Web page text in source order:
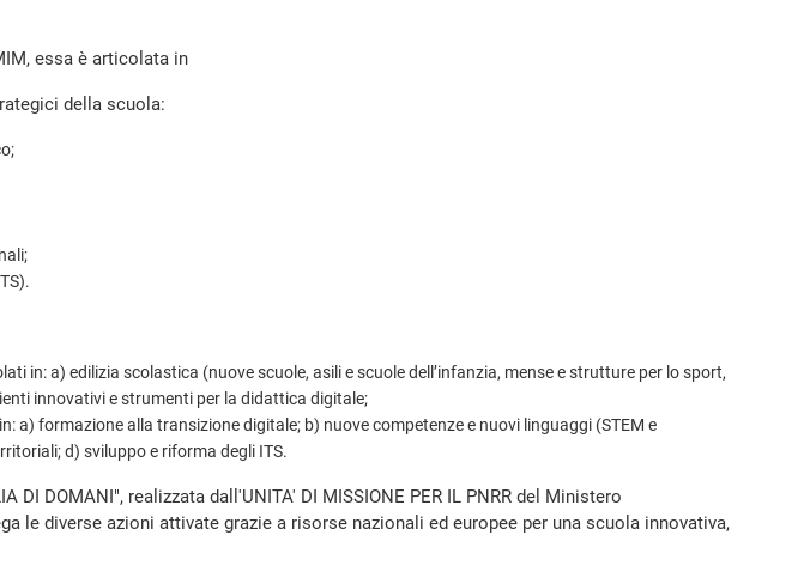
essa è articolata in
della scuola:
in: a) edilizia scolastica (nuove scuole, asili e scuole dell’infanzia, mense e strutture per lo sport,
innovativi e strumenti per la didattica digitale;
a) formazione alla transizione digitale; b) nuove competenze e nuovi linguaggi (STEM e
d) sviluppo e riforma degli ITS.
DI DOMANI", realizzata dall'UNITA' DI MISSIONE PER IL PNRR del Ministero
le diverse azioni attivate grazie a risorse nazionali ed europee per una scuola innovativa,